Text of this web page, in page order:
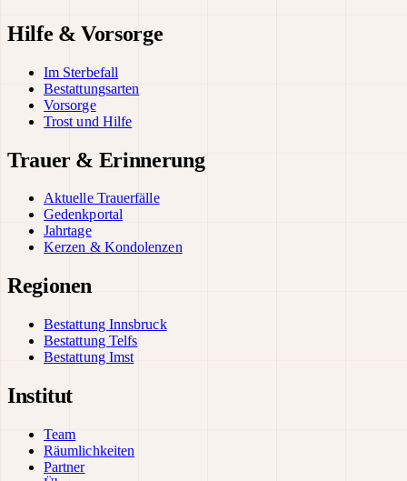
Hilfe & Vorsorge
Im Sterbefall
Bestattungsarten
Vorsorge
Trost und Hilfe
Trauer & Erinnerung
Aktuelle Trauerfälle
Gedenkportal
Jahrtage
Kerzen & Kondolenzen
Regionen
Bestattung Innsbruck
Bestattung Telfs
Bestattung Imst
Institut
Team
Räumlichkeiten
Partner